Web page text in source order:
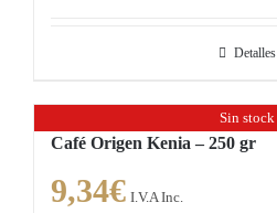
Detalles
Sin stock
Café Origen Kenia – 250 gr
9,34€ I.V.A Inc.